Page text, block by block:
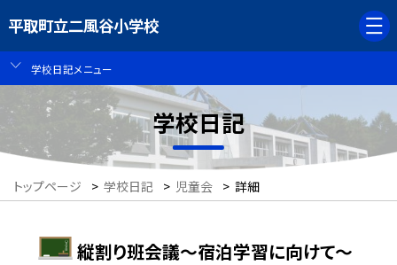
平取町立二風谷小学校
学校日記メニュー
学校日記
トップページ > 学校日記 > 児童会 > 詳細
縦割り班会議〜宿泊学習に向けて〜